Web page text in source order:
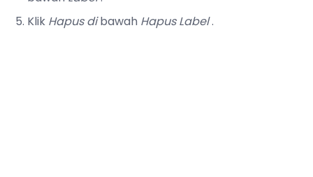
Klik Hapus dibawah Hapus Label.